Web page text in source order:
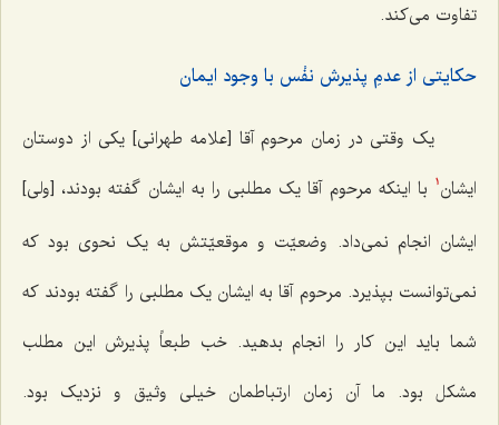
تفاوت می‌کند.
حکایتی از عدمِ پذیرش نفْس با وجود ایمان
یک وقتی در زمان مرحوم آقا [علامه طهرانی] یکی از دوستان
ایشان 1
با اینکه مرحوم آقا یک مطلبی را به ایشان گفته بودند، [ولی]
ایشان انجام نمی‌داد. وضعیّت و موقعیّتش به یک نحوی بود که
نمی‌توانست بپذیرد. مرحوم آقا به ایشان یک مطلبی را گفته بودند که
شما باید این کار را انجام بدهید. خب طبعاً پذیرش این مطلب
مشکل بود. ما آن زمان ارتباطمان خیلی وثیق و نزدیک بود.